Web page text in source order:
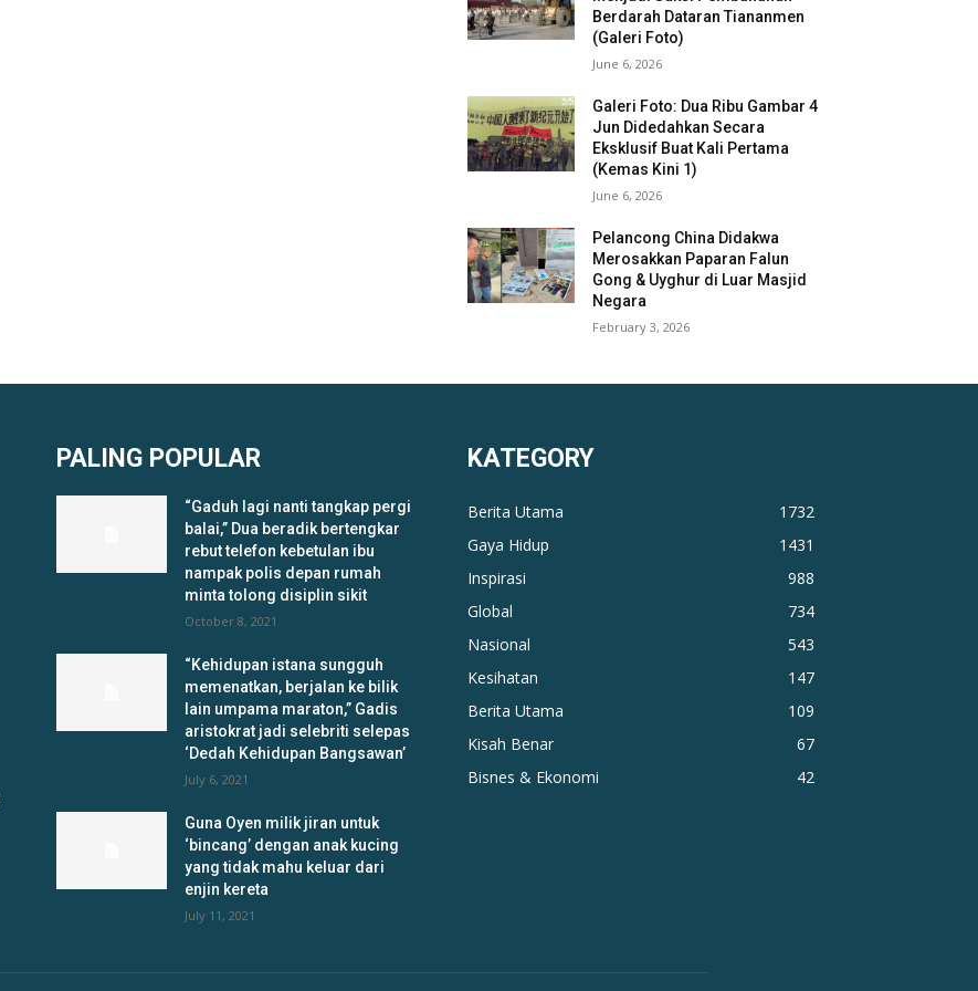
Berdarah Dataran Tiananmen
(Galeri Foto)
June 6, 2026
Galeri Foto: Dua Ribu Gambar 4
Jun Didedahkan Secara
Eksklusif Buat Kali Pertama
(Kemas Kini 1)
June 6, 2026
Pelancong China Didakwa
Merosakkan Paparan Falun
Gong & Uyghur di Luar Masjid
Negara
February 3, 2026
PALING POPULAR
“Gaduh lagi nanti tangkap pergi
balai,” Dua beradik bertengkar
rebut telefon kebetulan ibu
nampak polis depan rumah
minta tolong disiplin sikit
October 8, 2021
“Kehidupan istana sungguh
memenatkan, berjalan ke bilik
lain umpama maraton,” Gadis
aristokrat jadi selebriti selepas
‘Dedah Kehidupan Bangsawan’
July 6, 2021
Guna Oyen milik jiran untuk
‘bincang’ dengan anak kucing
yang tidak mahu keluar dari
enjin kereta
July 11, 2021
KATEGORY
Berita Utama
1732
Gaya Hidup
1431
Inspirasi
988
Global
734
Nasional
543
Kesihatan
147
Berita Utama
109
Kisah Benar
67
Bisnes & Ekonomi
42